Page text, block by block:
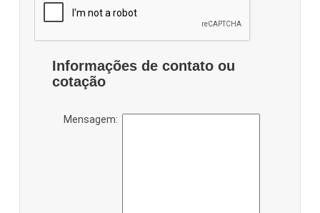
Informações de contato ou
cotação
Mensagem: